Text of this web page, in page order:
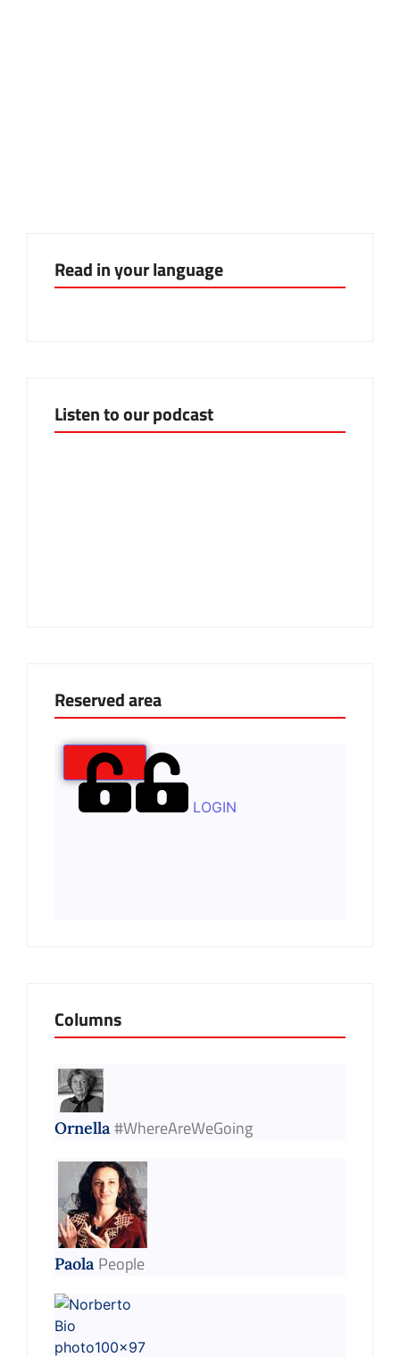
Read in your language
Listen to our podcast
Reserved area
LOGIN
Columns
Ornella #WhereAreWeGoing
Paola People